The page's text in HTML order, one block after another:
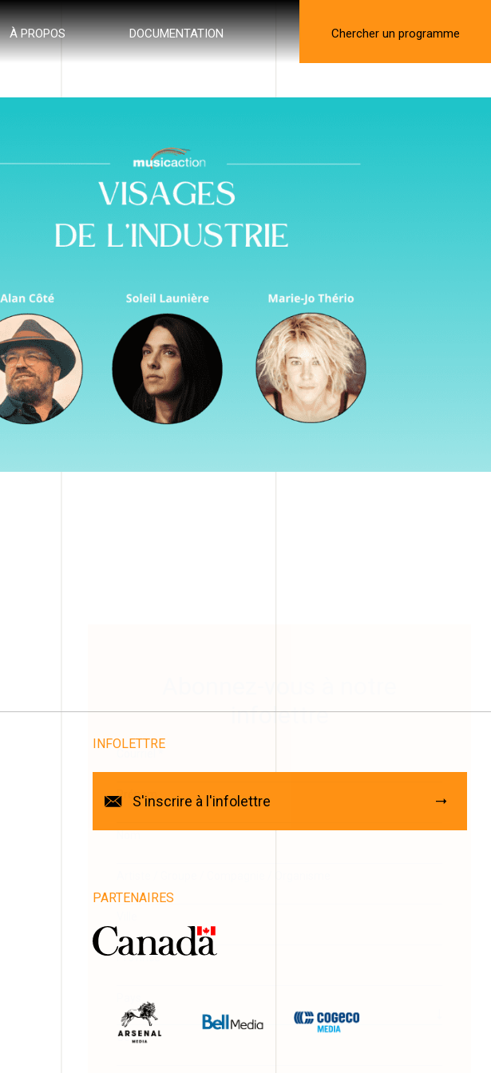
À PROPOS DOCUMENTATION Chercher un programme
INFOLETTRE
S'inscrire à l'infolettre
PARTENAIRES
infolettre
Prénom
Province
Genre